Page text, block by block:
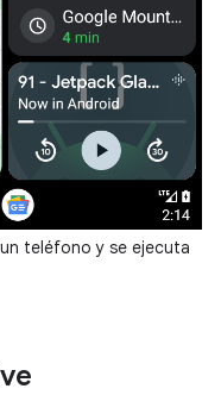
teléfono y se ejecuta